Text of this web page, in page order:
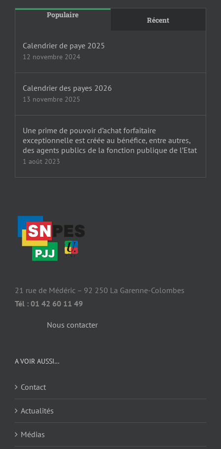
Populaire
Récent
Calendrier de paye 2025
12 novembre 2024
Calendrier des payes 2026
13 novembre 2025
Une prime de pouvoir d’achat forfaitaire
exceptionnelle est créée au bénéfice, entre autres,
des agents publics de la fonction publique de l’Etat
1 août 2023
21 rue de Médéric – 92 250 La Garenne-Colombes
Tél : 01 42 60 11 49
Nous contacter
A VOIR AUSSI…
Contact
Actualités
Médias